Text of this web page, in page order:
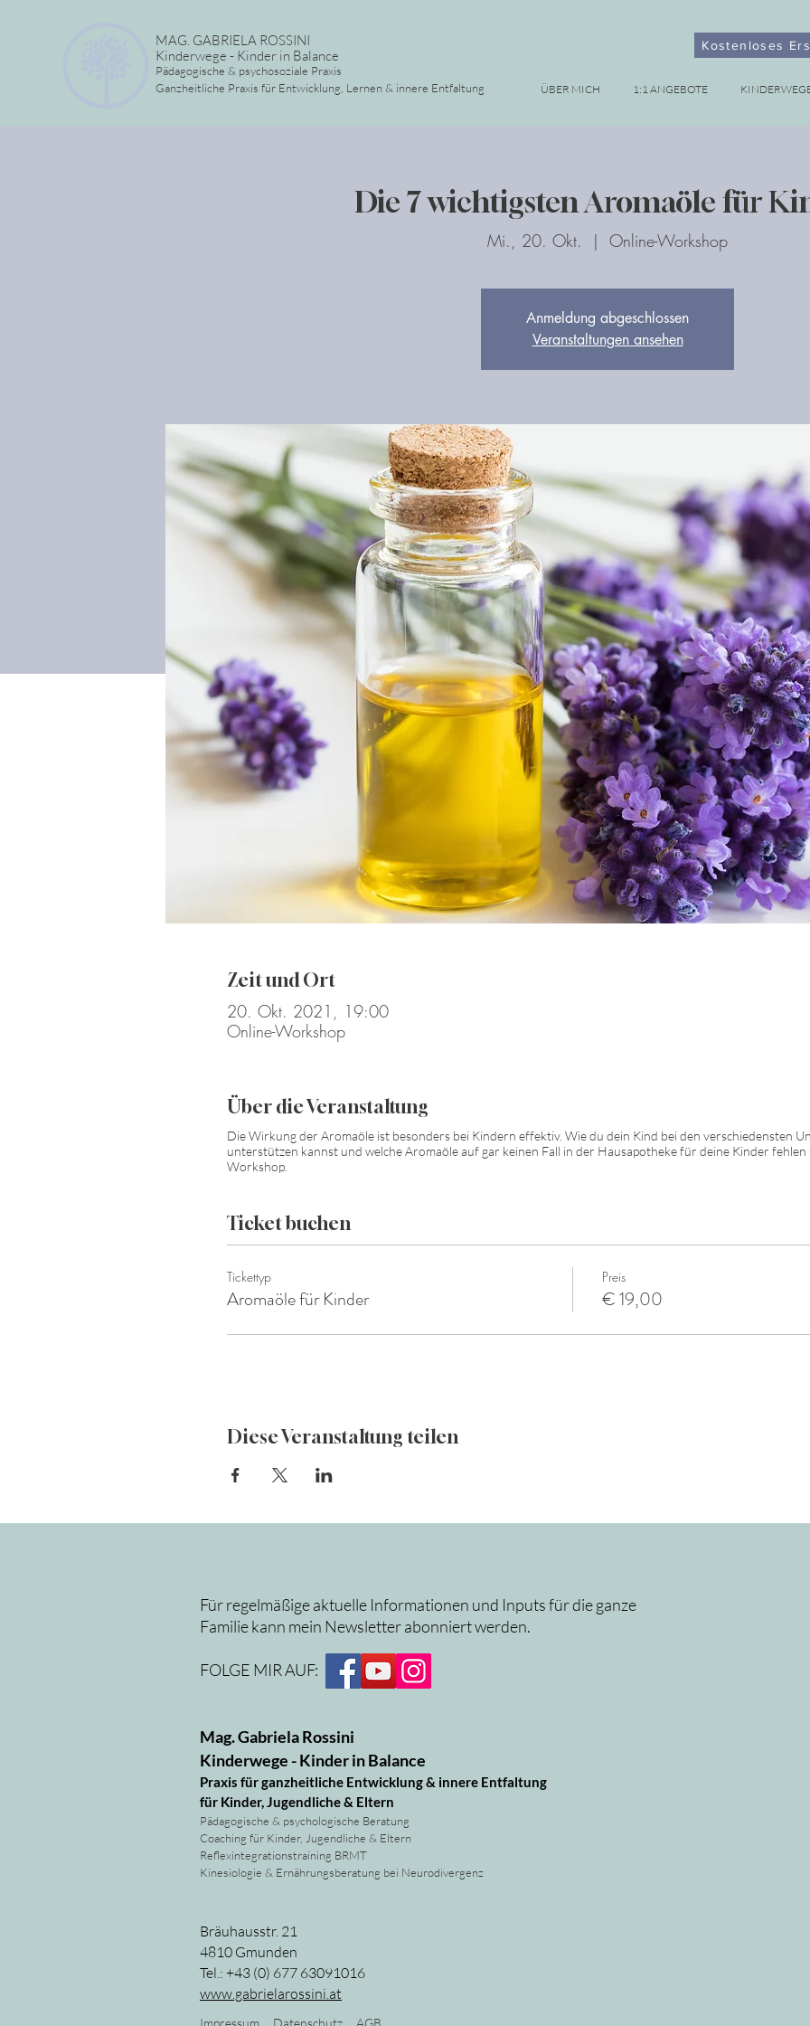
MAG. GABRIELA ROSSINI
Kinderwege - Kinder in Balance
Pädagogische & psychosoziale Praxis
Ganzheitliche Praxis für Entwicklung, Lernen & innere Entfaltung
Kostenloses
ÜBER MICH 1:1 ANGEBOTE
Die 7 wichtigsten Aromaöle für
Mi., 20. Okt.
  |
Online-Workshop
Anmeldung abgeschlossen
Veranstaltungen ansehen
Zeit und Ort
20. Okt. 2021, 19:00
Online-Workshop
Über die Veranstaltung
Die Wirkung der Aromaöle ist besonders bei Kindern effektiv. Wie du dein Kind bei den verschiedensten
unterstützen kannst und welche Aromaöle auf gar keinen Fall in der Hausapotheke für deine Kinder
Workshop.
Ticket buchen
Tickettyp
Aromaöle für Kinder
Preis
€ 19,00
Diese Veranstaltung teilen
Für regelmäßige aktuelle Informationen und Inputs für die ganze
Familie kann mein Newsletter abonniert werden.
FOLGE MIR AUF:
Mag. Gabriela Rossini
Kinderwege - Kinder in Balance
Praxis für ganzheitliche Entwicklung & innere Entfaltung
für Kinder, Jugendliche & Eltern
Pädagogische & psychologische Beratung
Coaching für Kinder, Jugendliche & Eltern
Reflexintegrationstraining BRMT
Kinesiologie & Ernährungsberatung bei Neurodivergenz
Bräuhausstr. 21
4810 Gmunden
Tel.: +43 (0) 677 63091016
www.gabrielarossini.at